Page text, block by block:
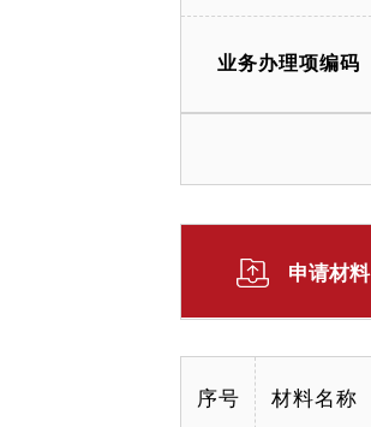
业务办理项编码
申请材料
序号 材料名称